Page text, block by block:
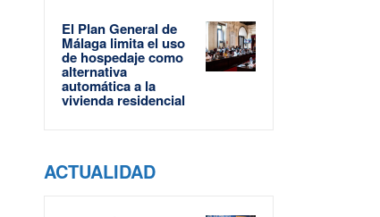
El Plan General de
Málaga limita el uso
de hospedaje como
alternativa
automática a la
vivienda residencial
ACTUALIDAD